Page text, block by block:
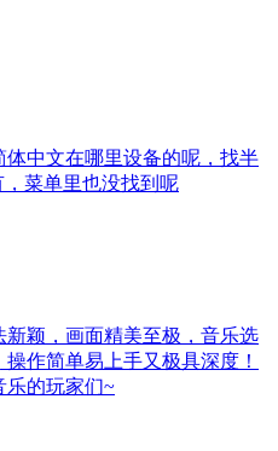
中文在哪里设备的呢，找半
，菜单里也没找到呢
颖，画面精美至极，音乐选
作简单易上手又极具深度！
乐的玩家们~